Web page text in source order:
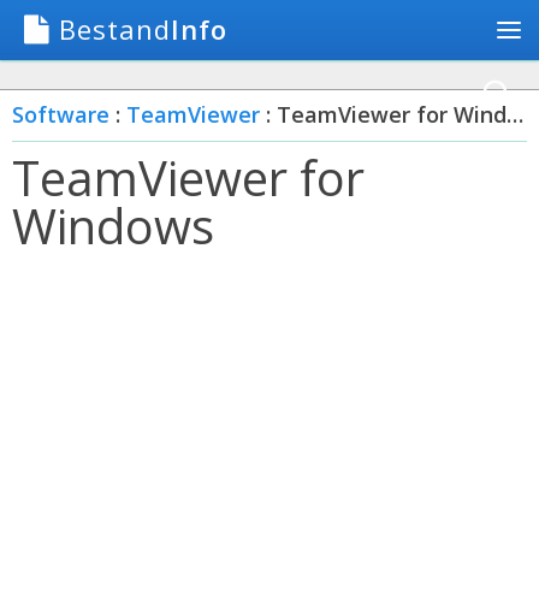
BestandInfo
Software : TeamViewer : TeamViewer for Windows
TeamViewer for
Windows